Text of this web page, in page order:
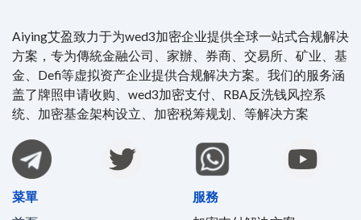
Aiying艾盈致力于为wed3加密企业提供全球一站式合规解决
方案，专为傳統金融公司、家辦、券商、交易所、矿业、基
金、Defi等虚拟资产企业提供合规解决方案。我们的服务涵
盖了牌照申请收购、wed3加密支付、RBA反洗钱风控系
统、加密基金架构设立、加密税筹规划、等解决方案
菜單
服務